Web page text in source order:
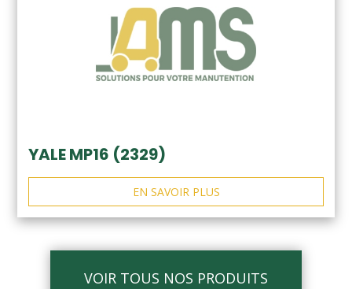
YALE MP16 (2329)
EN SAVOIR PLUS
VOIR TOUS NOS PRODUITS